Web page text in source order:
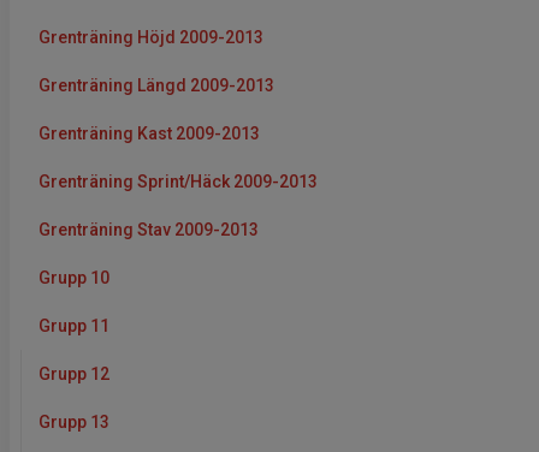
Grenträning Höjd 2009-2013
Grenträning Längd 2009-2013
Grenträning Kast 2009-2013
Grenträning Sprint/Häck 2009-2013
Grenträning Stav 2009-2013
Grupp 10
Grupp 11
Grupp 12
Grupp 13